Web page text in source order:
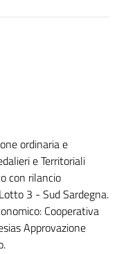
ordinaria e
e Territoriali
con rilancio
3 - Sud Sardegna.
Cooperativa
Approvazione